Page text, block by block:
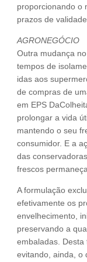
proporcionando o
prazos de
AGRONEGÓCIO
Outra mudança
tempos de
idas aos
de compras de
em EPS
prolongar a vida
mantendo o seu
consumidor. E a
das
frescos
A formulação
efetivamente os
envelhecimento,
preservando a
embaladas.
evitando, ainda, o